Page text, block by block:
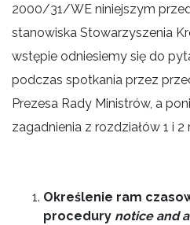
2000/31/WE niniejszym
stanowiska Stowarzyszenia
wstępie odniesiemy się do
podczas spotkania przez
Prezesa Rady Ministrów, a
zagadnienia z rozdziałów 1 i
Określenie ram
procedury notice and